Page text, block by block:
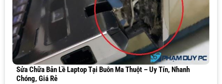
Sửa Chữa Bản Lề Laptop Tại Buôn Ma Thuột – Uy Tín, Nhanh
Chóng, Giá Rẻ